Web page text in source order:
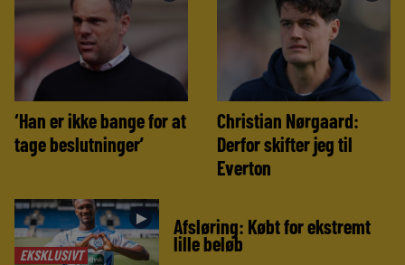
‘Han er ikke bange for at
tage beslutninger’
Christian Nørgaard:
Derfor skifter jeg til
Everton
EKSKLUSIVT
► Afsløring: Købt for ekstremt
lille beløb